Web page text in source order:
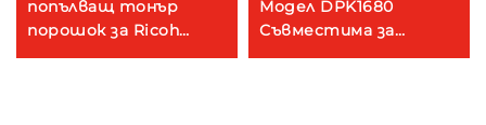
попълващ тонър
порошок за Ricoh
Aficio 551 700 1055 1060
Модел DPK1680
Съвместима за
FUJITSU DPK1680